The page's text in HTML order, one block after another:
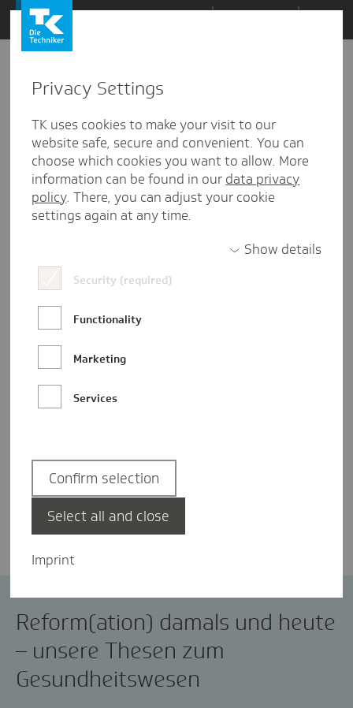
Zum
Inhalt
springen
den
Kommentaren
Prof. Dr. Volker Möws
Reform(ation) damals und heute
– unsere Thesen zum
Gesundheitswesen
Privacy Settings
TK uses cookies to make your visit to our
website safe, secure and convenient. You can
choose which cookies you want to allow. More
information can be found in our data privacy
policy. There, you can adjust your cookie
settings again at any time.
Show details
Security (required)
Functionality
Marketing
Services
Imprint
Confirm selection
Select all and close